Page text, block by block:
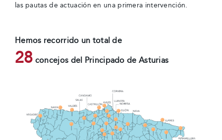
las pautas de actuación en una primera intervención.
Hemos recorrido un total de
28 concejos del Principado de Asturias